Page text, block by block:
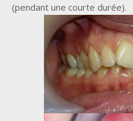
(pendant une courte durée).